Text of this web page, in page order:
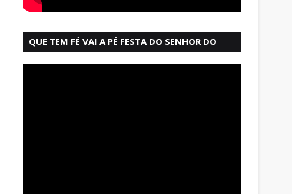
QUE TEM FÉ VAI A PÉ FESTA DO SENHOR DO